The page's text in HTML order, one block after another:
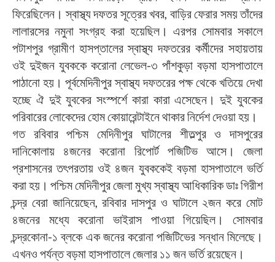
ফিরেছিলেন। স্বাস্থ্য দফতর সূত্রের খবর, বাড়ির ফেরার সময় তাঁদের
লালারসের নমুনা সংগ্রহ করা হয়েছিল। এরপর সোমবার সকালে
পটাশপুর গ্রামীণ হাসপ্তালের স্বাস্থ্য দফতরের কর্মীদের সহায়তায়
ওই দুইজন যুবককে করোনা লেভেল-৩ পাঁশকুড়া বড়মা হাসপাতালে
পাঠানো হয়। পূর্বমেদিনীপুর স্বাস্থ্য দফতরের পক্ষ থেকে খতিয়ে দেখা
হচ্ছে ঐ দুই যুবকের সংস্পর্শে কারা কারা এসেছেন। দুই যুবকের
পরিবারের লোকেদের হোম কোয়ারেন্টাইনে থাকার নির্দেশ দেওয়া হয়।
গত রবিবার পশ্চিম মেদিনীপুর ঘাটালের শীতল্পুর ও দাসপুরের
দানিকোলায় ৪জনের করোনা রিপোর্ট পজিটিভ আসে। জেলা
প্রশাসনের তৎপরতায় ওই ৪জন যুবককেই বড়মা হাসপাতালে ভর্তি
করা হয়। পশ্চিম মেদিনীপুর জেলা মুখ্য স্বাস্থ্য আধিকারিক ডাঃ গিরীশ
চন্দ্র বেরা জানিয়েছেন, রবিবার দাসপুর ও ঘাটালে ২জন করে মোট
৪জনের মধ্যে করোনা ভাইরাস পাওয়া গিয়েছিল। সোমবার
চন্দ্রকোনা-১ ব্লকে এক জনের করোনা পজিটিভের সন্ধান মিলেছে।
এখনও পর্যন্ত বড়মা হাসপাতালে জেলার ১১ জন ভর্তি রয়েছেন।